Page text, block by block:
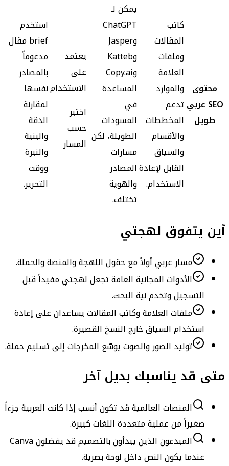
محتوى
SEO عربي
طويل
كاتب
المقالات
وملفات
العلامة
والموارد
تدعم
المخططات
والأقسام
والسياق
القابل لإعادة
الاستخدام.
يمكن لـ
ChatGPT
وJasper
وKatteb
وCopy.ai
المساعدة
في
المسودات
الطويلة، لكن
مسارات
المصادر
والهوية
تختلف.
يعتمد
على
الاستخدام
اختبر
حسب
المسار
استخدم
brief مقال
مدعوماً
بالمصادر
نفسها
لمقارنة
الدقة
والبنية
والنبرة
ووقت
التحرير.
أين يتفوق لهجتي
مسار عربي أولاً مع حقول اللهجة والمنصة والحملة.
الأدوات المجانية العامة تجعل لهجتي مفيداً قبل
التسجيل وتخدم نية البحث.
ملفات العلامة وكاتب المقالات يساعدان على إعادة
استخدام السياق خارج النسخ القصيرة.
توليد الصور والصوت يوسّع المخرجات إلى تسليم حملة.
متى قد يناسبك بديل آخر
المنصات العالمية قد تكون أنسب إذا كانت العربية جزءاً
صغيراً من عملية متعددة اللغات كبيرة.
المبدعون الذين يبدأون بالتصميم قد يفضلون Canva
عندما يكون النص داخل لوحة بصرية.